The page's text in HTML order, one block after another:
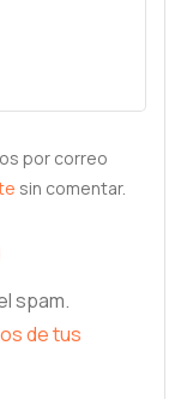
por correo
sin comentar.
spam.
de tus